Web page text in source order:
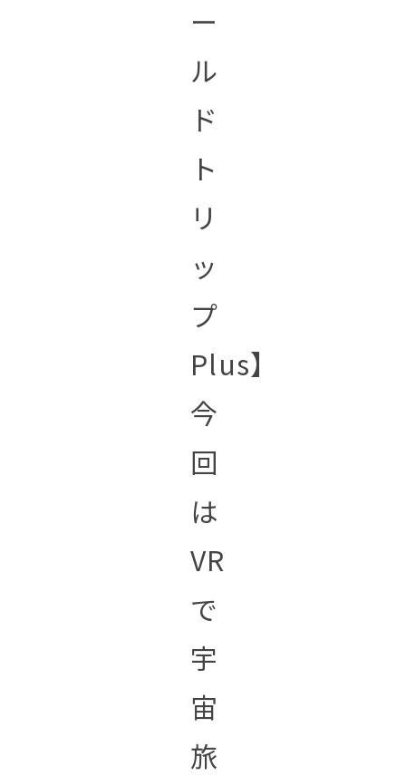
ー
ル
ド
ト
リ
ッ
プ
Plus】
今
回
は
VR
で
宇
宙
旅